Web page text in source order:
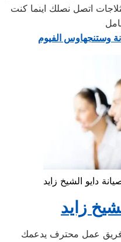
اتصل نصلك اينما كنت
وستنجهاوس الفيوم
دايو الشيخ زايد
زايد
فريق عمل محترف يدعمك